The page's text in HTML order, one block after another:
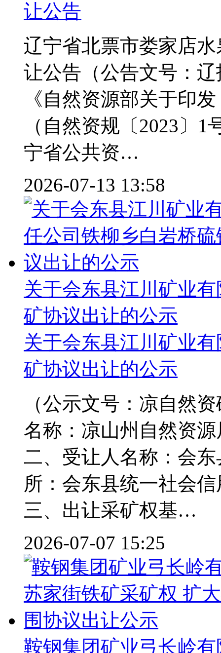
让公告
辽宁省北票市娄家店
让公告（公告文号：
《自然资源部关于印
（自然资规〔2023〕
宁省公共资…
2026-07-13 13:58
关于会东县江川矿业
矿协议出让的公示
关于会东县江川矿业
矿协议出让的公示
（公示文号：凉自然
名称：凉山州自然资
二、受让人名称：会
所：会东县统一社会信
三、出让采矿权基…
2026-07-07 15:25
鞍钢集团矿业弓长岭